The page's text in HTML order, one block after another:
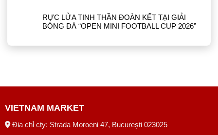
RỰC LỬA TINH THẦN ĐOÀN KẾT TẠI GIẢI
BÓNG ĐÁ “OPEN MINI FOOTBALL CUP 2026”
VIETNAM MARKET
Địa chỉ cty: Strada Moroeni 47, București 023025